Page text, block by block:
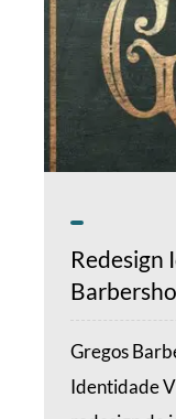
Redesign
Gregos
Identidade